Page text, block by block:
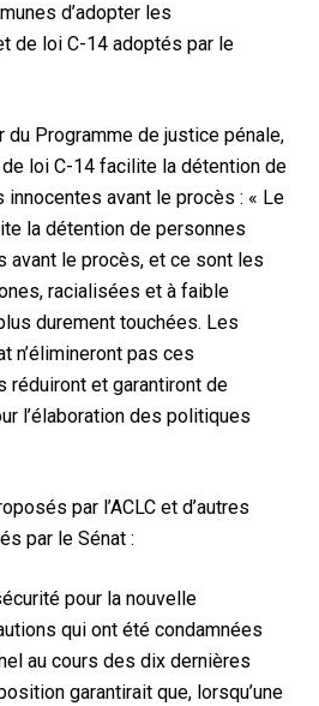
d’adopter les
de loi C-14 adoptés par le
du Programme de justice pénale,
loi C-14 facilite la détention de
avant le procès : « Le
la détention de personnes
avant le procès, et ce sont les
racialisées et à faible
durement touchées. Les
n’élimineront pas ces
réduiront et garantiront de
l’élaboration des politiques
par l’ACLC et d’autres
par le Sénat :
pour la nouvelle
qui ont été condamnées
au cours des dix dernières
garantirait que, lorsqu’une